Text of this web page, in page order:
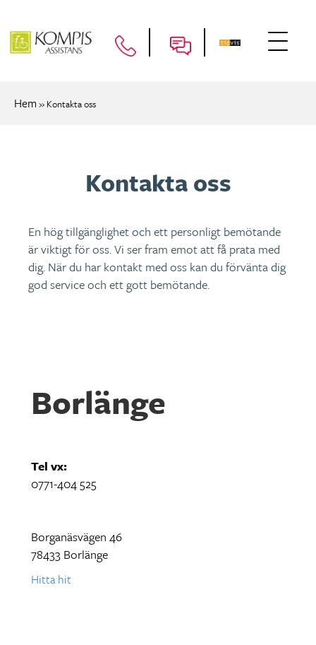
Hem » Kontakta oss
Kontakta oss
En hög tillgänglighet och ett personligt bemötande
är viktigt för oss. Vi ser fram emot att få prata med
dig. När du har kontakt med oss kan du förvänta dig
god service och ett gott bemötande.
Borlänge
Tel vx:
0771-404 525
Borganäsvägen 46
78433 Borlänge
Hitta hit